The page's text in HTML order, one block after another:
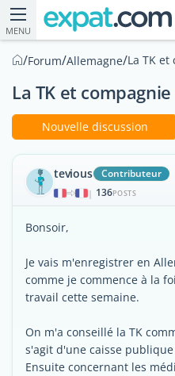
MENU
/Forum/Allemagne/La TK
La TK et compagnie
Nouvelle discussion
tevious Contributeur
| 136POSTS
Bonsoir,
Je vais m'enregistrer en
comme je commence à la
travail cette semaine.
On m'a conseillé la TK
s'agit d'une caisse
Ensuite concernant les